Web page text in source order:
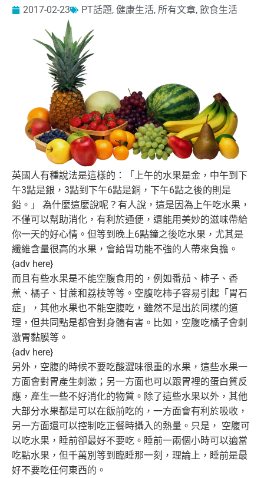
2017-02-23 PT話題, 健康生活, 所有文章, 飲食生活
英國人有種說法是這樣的：「上午的水果是金， 中午到下
午3點是銀，3點到下午6點是銅， 下午6點之後的則是
鉛。」 為什麼這麼說呢？有人說，這是因為上午吃水果，
不僅可以幫助消化，有利於通便， 還能用美妙的滋味帶給
你一天的好心情。 但等到晚上6點鐘之後吃水果，尤其是
纖維含量很高的水果， 會給胃功能不強的人帶來負擔。
{adv here}
而且有些水果是不能空腹食用的，例如番茄、柿子、香
蕉、橘子、 甘蔗和荔枝等等。空腹吃柿子容易引起「胃石
症」， 其他水果也不能空腹吃，雖然不是出於同樣的道
理， 但共同點是都會對身體有害。比如，空腹吃橘子會刺
激胃黏膜等。
{adv here}
另外，空腹的時候不要吃酸澀味很重的水果， 這些水果一
方面會對胃產生刺激； 另一方面也可以跟胃裡的蛋白質反
應，產生一些不好消化的物質。 除了這些水果以外，其他
大部分水果都是可以在飯前吃的， 一方面會有利於吸收，
另一方面還可以控制吃正餐時攝入的熱量。 只是， 空腹可
以吃水果，睡前卻最好不要吃。 睡前一兩個小時可以適當
吃點水果，但千萬別等到臨睡那一刻， 理論上，睡前是最
好不要吃任何東西的。